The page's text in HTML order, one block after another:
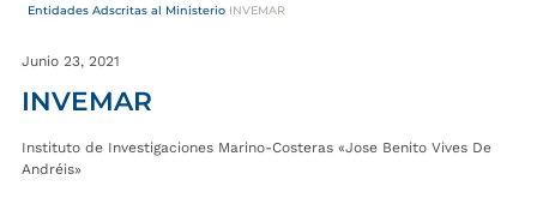
Entidades Adscritas al Ministerio INVEMAR
Junio 23, 2021
INVEMAR
Instituto de Investigaciones Marino-Costeras «Jose Benito Vives De
Andréis»